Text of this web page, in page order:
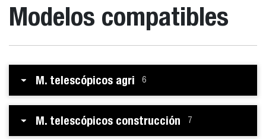
Modelos compatibles
M. telescópicos agri 6
M. telescópicos construcción 7